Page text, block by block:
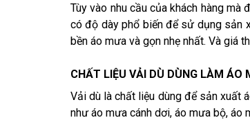
Tùy vào nhu cầu của khách hàng
có độ dày phổ biến để sử dụng sản
bền áo mưa và gọn nhẹ nhất. Và giá
CHẤT LIỆU VẢI DÙ DÙNG LÀM ÁO
Vải dù là chất liệu dùng để sản xuất
như áo mưa cánh dơi, áo mưa bộ, áo